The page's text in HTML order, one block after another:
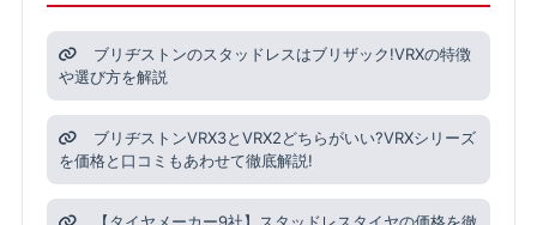
ブリヂストンのスタッドレスはブリザック!VRXの特徴
や選び方を解説
ブリヂストンVRX3とVRX2どちらがいい?VRXシリーズ
を価格と口コミもあわせて徹底解説!